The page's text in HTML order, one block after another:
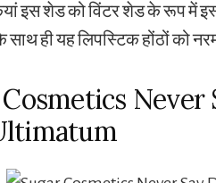
इस शेड को विंटर शेड के रूप में
ही यह लिपस्टिक होंठों को
Cosmetics